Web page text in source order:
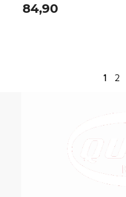
84,90
1 2